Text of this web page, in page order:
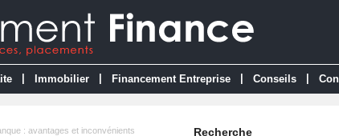
Immobilier Financement Entreprise Conseils
: avantages et inconvénients Recherche